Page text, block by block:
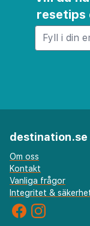
resetips
destination.se
Om oss
Kontakt
Vanliga frågor
Integritet &